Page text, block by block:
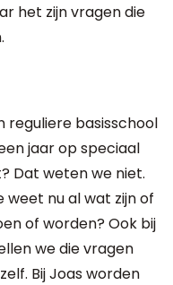
het zijn vragen die
reguliere basisschool
jaar op speciaal
Dat weten we niet.
weet nu al wat zijn of
of worden? Ook bij
we die vragen
Bij Joas worden